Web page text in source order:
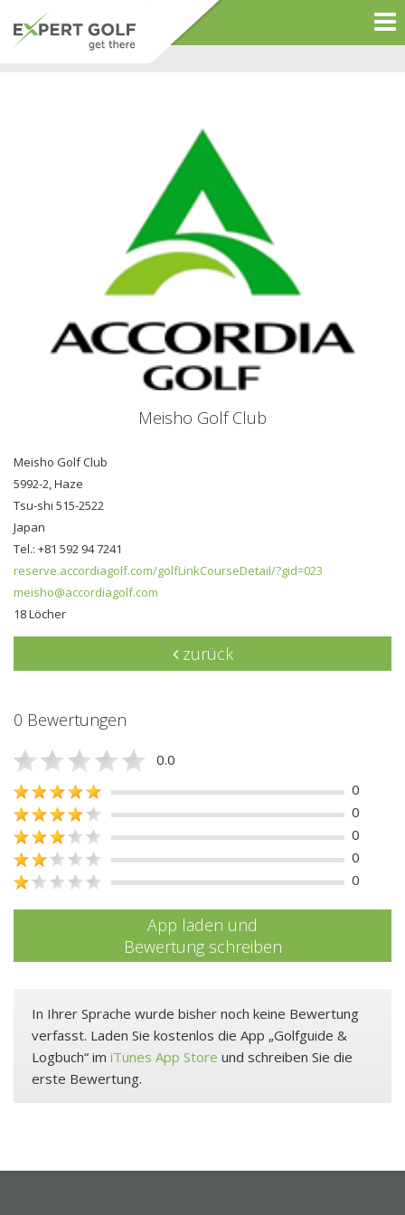
Meisho Golf Club
Meisho Golf Club
5992-2, Haze
Tsu-shi 515-2522
Japan
Tel.: +81 592 94 7241
reserve.accordiagolf.com/golfLinkCourseDetail/?gid=023
meisho@accordiagolf.com
18 Löcher
zurück
0 Bewertungen
0.0
0
0
0
0
0
App laden und
Bewertung schreiben
In Ihrer Sprache wurde bisher noch keine Bewertung
verfasst. Laden Sie kostenlos die App „Golfguide &
Logbuch“ im iTunes App Store und schreiben Sie die
erste Bewertung.